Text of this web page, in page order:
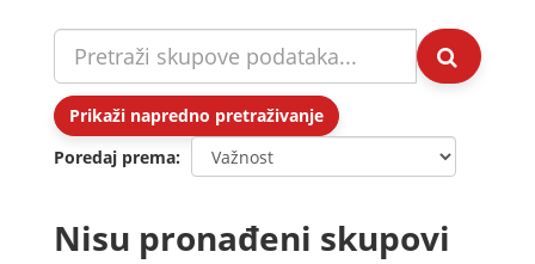
Prikaži napredno pretraživanje
Poredaj prema
Nisu pronađeni skupovi